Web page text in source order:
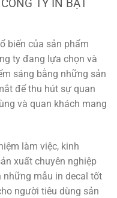
TY IN BẠT
biến của sản phẩm
ty đang lựa chọn và
sáng bằng những sản
để thu hút sự quan
và quan khách mang
làm việc, kinh
xuất chuyên nghiệp
những mẫu in decal tốt
người tiêu dùng sản